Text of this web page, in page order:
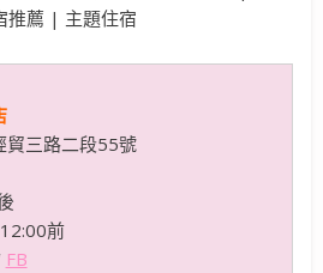
三路二段55號
前
FB